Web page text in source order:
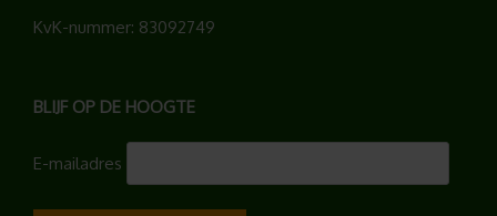
KvK-nummer: 83092749
BLIJF OP DE HOOGTE
E-mailadres